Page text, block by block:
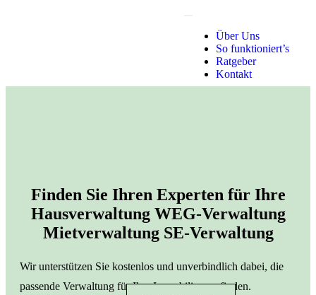
Über Uns
So funktioniert’s
Ratgeber
Kontakt
Finden Sie Ihren Experten für Ihre
Hausverwaltung WEG-Verwaltung
Mietverwaltung SE-Verwaltung
Wir unterstützen Sie kostenlos und unverbindlich dabei, die
passende Verwaltung für Ihre Immobilien zu finden.